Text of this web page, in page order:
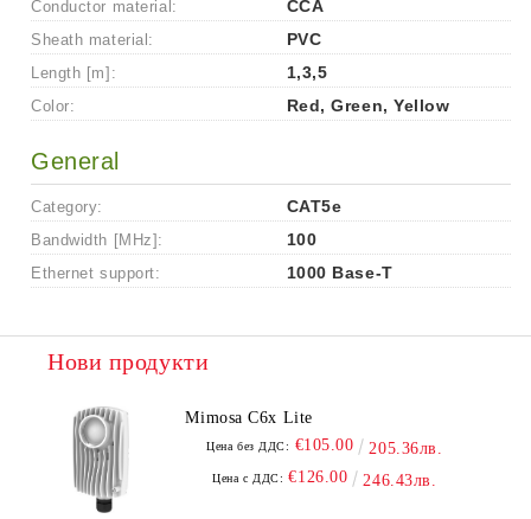
Conductor material:
CCA
Sheath material:
PVC
Length [m]:
1,3,5
Color:
Red, Green, Yellow
General
Category:
CAT5e
Bandwidth [MHz]:
100
Ethernet support:
1000 Base-T
Нови продукти
Mimosa C6x Lite
Цена без ДДС: €105.00 205.36лв.
Цена с ДДС: €126.00 246.43лв.